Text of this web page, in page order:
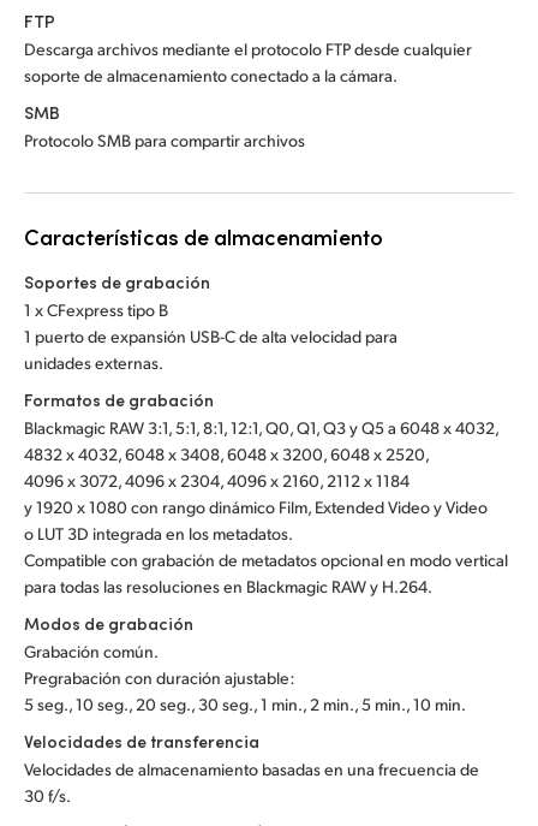
FTP
Descarga archivos mediante el protocolo FTP desde cualquier
soporte de almacenamiento conectado a la cámara.
SMB
Protocolo SMB para compartir archivos
Características de almacenamiento
Soportes de grabación
1 x CFexpress tipo B
1 puerto de expansión USB-C de alta velocidad para
unidades externas.
Formatos de grabación
Blackmagic RAW 3:1, 5:1, 8:1, 12:1, Q0, Q1, Q3 y Q5 a 6048 x 4032,
4832 x 4032, 6048 x 3408, 6048 x 3200, 6048 x 2520,
4096 x 3072, 4096 x 2304, 4096 x 2160, 2112 x 1184
y 1920 x 1080 con rango dinámico Film, Extended Video y Video
o LUT 3D integrada en los metadatos.
Compatible con grabación de metadatos opcional en modo vertical
para todas las resoluciones en Blackmagic RAW y H.264.
Modos de grabación
Grabación común.
Pregrabación con duración ajustable:
5 seg., 10 seg., 20 seg., 30 seg., 1 min., 2 min., 5 min., 10 min.
Velocidades de transferencia
Velocidades de almacenamiento basadas en una frecuencia de
30 f/s.